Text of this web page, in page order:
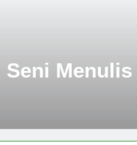
Seni Menulis